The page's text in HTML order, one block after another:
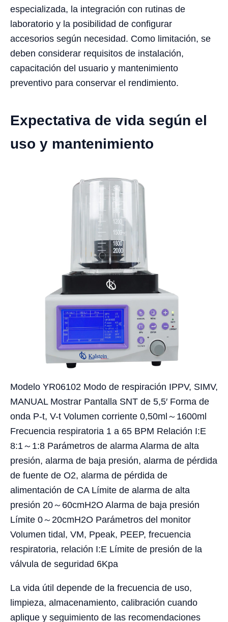
especializada, la integración con rutinas de
laboratorio y la posibilidad de configurar
accesorios según necesidad. Como limitación, se
deben considerar requisitos de instalación,
capacitación del usuario y mantenimiento
preventivo para conservar el rendimiento.
Expectativa de vida según el
uso y mantenimiento
Modelo YR06102 Modo de respiración IPPV, SIMV,
MANUAL Mostrar Pantalla SNT de 5,5′ Forma de
onda P-t, V-t Volumen corriente 0,50ml～1600ml
Frecuencia respiratoria 1 a 65 BPM Relación I:E
8:1～1:8 Parámetros de alarma Alarma de alta
presión, alarma de baja presión, alarma de pérdida
de fuente de O2, alarma de pérdida de
alimentación de CA Límite de alarma de alta
presión 20～60cmH2O Alarma de baja presión
Límite 0～20cmH2O Parámetros del monitor
Volumen tidal, VM, Ppeak, PEEP, frecuencia
respiratoria, relación I:E Límite de presión de la
válvula de seguridad 6Kpa
La vida útil depende de la frecuencia de uso,
limpieza, almacenamiento, calibración cuando
aplique y seguimiento de las recomendaciones